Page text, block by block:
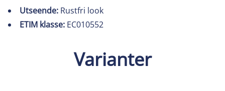
Utseende: Rustfri look
ETIM klasse: EC010552
Varianter